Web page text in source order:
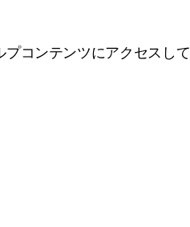
コンテンツにアクセスして